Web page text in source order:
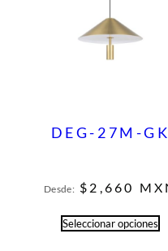
DEG-27M-GK
Desde: $ 2,660
Seleccionar opciones